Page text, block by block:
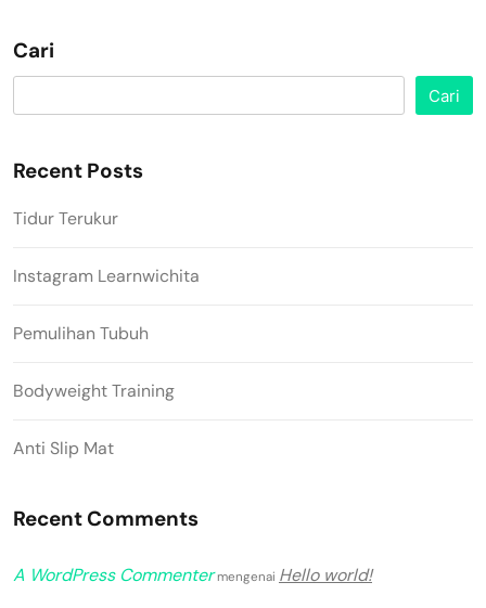
Cari
Cari
Recent Posts
Tidur Terukur
Instagram Learnwichita
Pemulihan Tubuh
Bodyweight Training
Anti Slip Mat
Recent Comments
A WordPress Commentermengenai Hello world!